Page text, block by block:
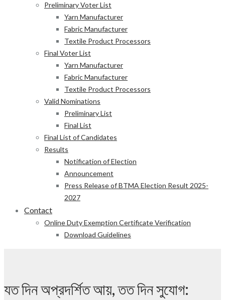
Preliminary Voter List
Yarn Manufacturer
Fabric Manufacturer
Textile Product Processors
Final Voter List
Yarn Manufacturer
Fabric Manufacturer
Textile Product Processors
Valid Nominations
Preliminary List
Final List
Final List of Candidates
Results
Notification of Election
Announcement
Press Release of BTMA Election Result 2025-
2027
Contact
Online Duty Exemption Certificate Verification
Download Guidelines
যত দিন অপ্রদর্শিত আয়, তত দিন সুযোগ: